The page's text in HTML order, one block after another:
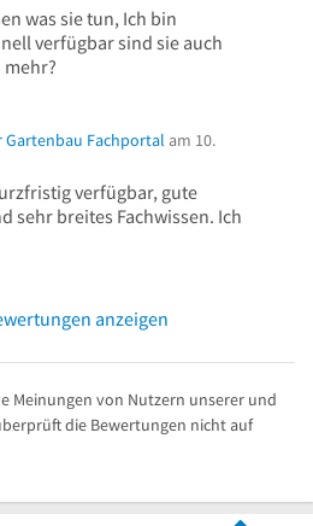
was sie tun, Ich bin
verfügbar sind sie auch
mehr?
Gartenbau Fachportal am 10.
verfügbar, gute
sehr breites Fachwissen. Ich
anzeigen
Meinungen von Nutzern unserer und
die Bewertungen nicht auf